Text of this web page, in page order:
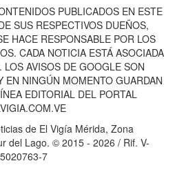
PUBLICADOS EN ESTE
SUS RESPECTIVOS DUEÑOS,
HACE RESPONSABLE POR LOS
CADA NOTICIA ESTÁ ASOCIADA
AVISOS DE GOOGLE SON
EN NINGÚN MOMENTO GUARDAN
EDITORIAL DEL PORTAL
de El Vigía Mérida, Zona
del Lago. © 2015 - 2026 / Rif. V-
7